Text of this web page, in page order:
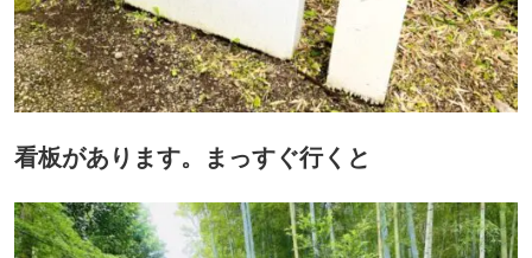
看板があります。まっすぐ行くと